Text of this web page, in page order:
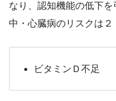
なり、認知機能の低下
中・心臓病のリスクは２
ビタミンＤ不足